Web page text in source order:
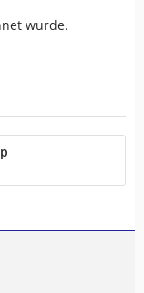
wurde.